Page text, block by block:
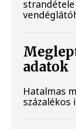
adatok
Hatalmas
százalékos